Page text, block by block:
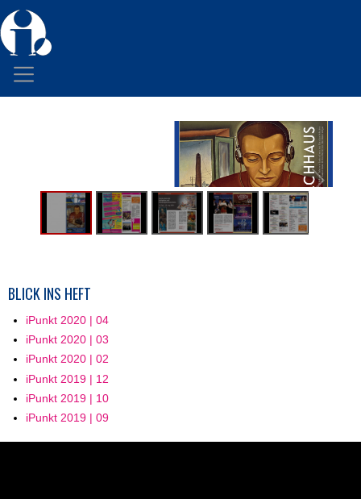
BLICK INS HEFT
iPunkt 2020 | 04
iPunkt 2020 | 03
iPunkt 2020 | 02
iPunkt 2019 | 12
iPunkt 2019 | 10
iPunkt 2019 | 09